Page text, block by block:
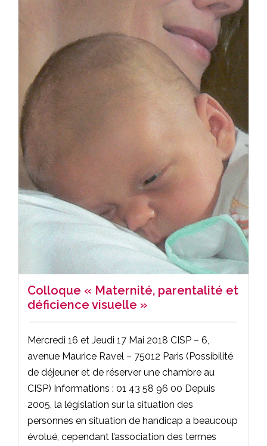
Colloque « Maternité, parentalité et
déficience visuelle »
Mercredi 16 et Jeudi 17 Mai 2018 CISP – 6,
avenue Maurice Ravel – 75012 Paris (Possibilité
de déjeuner et de réserver une chambre au
CISP) Informations : 01 43 58 96 00 Depuis
2005, la législation sur la situation des
personnes en situation de handicap a beaucoup
évolué, cependant l’association des termes